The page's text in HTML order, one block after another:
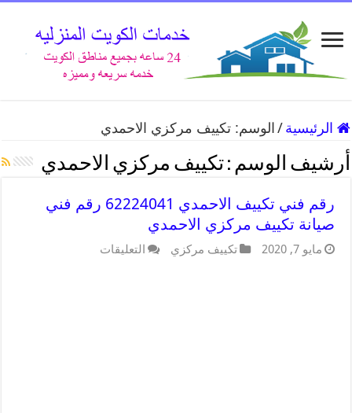
الرئيسية / الوسم:تكييف مركزي الاحمدي
أرشيف الوسم :تكييف مركزي الاحمدي
رقم فني تكييف الاحمدي 62224041 رقم فني
صيانة تكييف مركزي الاحمدي
مايو 7, 2020 تكييف مركزي التعليقات